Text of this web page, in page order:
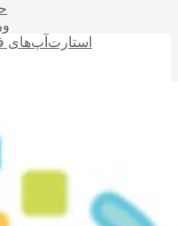
استارت‌آپ‌های